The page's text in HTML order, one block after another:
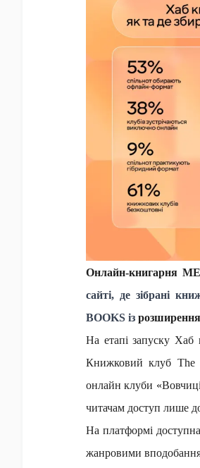
Онлайн-книгарня
сайті, де зібрані
BOOKS із розширення
На етапі запуску Хаб
Книжковий клуб
онлайн клуби «Вовчиці
читачам доступ лише
На платформі
жанровими